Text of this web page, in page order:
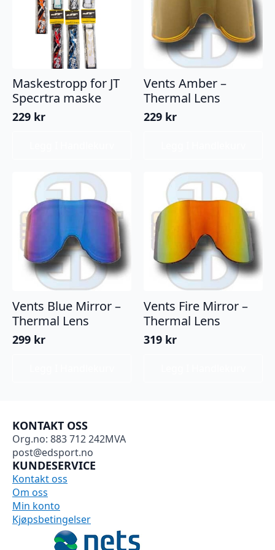
Maskestropp for JT
Specrtra maske
229 kr
Vents Amber –
Thermal Lens
229 kr
Vents Blue Mirror –
Thermal Lens
299 kr
Vents Fire Mirror –
Thermal Lens
319 kr
KONTAKT OSS
Org.no: 883 712 242MVA
post@edsport.no
KUNDESERVICE
Kontakt oss
Om oss
Min konto
Kjøpsbetingelser